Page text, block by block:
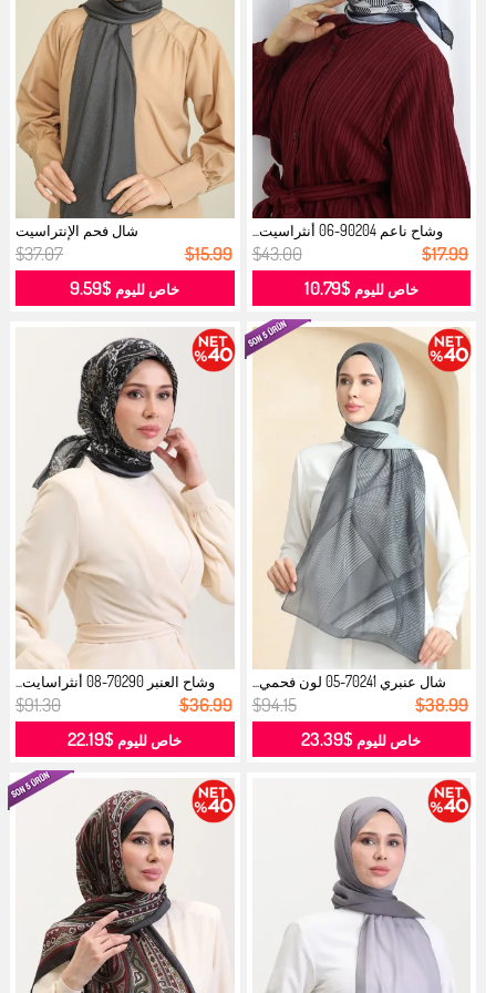
وشاح ناعم 90204-06 أنثراسيت...
$43.00 $17.99
خاص لليوم$10.79
شال فحم الإنتراسيت
$37.07 $15.99
خاص لليوم $9.59
شال عنبري 70241-05 لون فحمي...
$94.15 $38.99
خاص لليوم $23.39
وشاح العنبر 70290-08 أنثراسايت...
$91.30 $36.99
خاص لليوم $22.19